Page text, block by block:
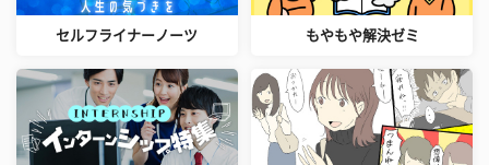
セルフライナーノーツ もやもや解決ゼミ